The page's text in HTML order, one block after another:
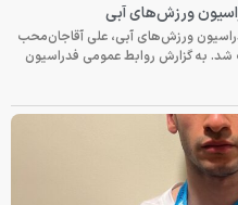
ورزش‌های آبی
ورزش‌های آبی، علی آقاجان‌محب
به گزارش روابط عمومی فدراسیون